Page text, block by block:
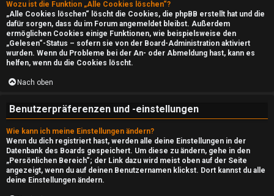
n
b
e
a
n
t
w
o
r
Wozu ist die Funktion „Alle Cookies löschen“?
„Alle Cookies löschen“ löscht die Cookies, die phpBB erstellt hat und die
dafür sorgen, dass du im Forum angemeldet bleibst. Außerdem
ermöglichen Cookies einige Funktionen, wie beispielsweise den
„Gelesen“-Status – sofern sie von der Board-Administration aktiviert
wurden. Wenn du Probleme bei der An- oder Abmeldung hast, kann es
helfen, wenn du die Cookies löscht.
Nach oben
Benutzerpräferenzen und -einstellungen
Wie kann ich meine Einstellungen ändern?
Wenn du dich registriert hast, werden alle deine Einstellungen in der
Datenbank des Boards gespeichert. Um diese zu ändern, gehe in den
„Persönlichen Bereich“; der Link dazu wird meist oben auf der Seite
angezeigt, wenn du auf deinen Benutzernamen klickst. Dort kannst du alle
deine Einstellungen ändern.
l
a
y
↳
e
P
l